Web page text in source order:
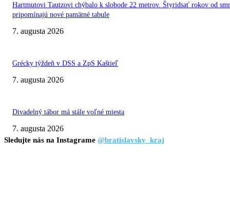
Hartmutovi Tautzovi chýbalo k slobode 22 metrov. Štyridsať rokov od
pripomínajú nové pamätné tabule
7. augusta 2026
Grécky týždeň v DSS a ZpS Kaštieľ
7. augusta 2026
Divadelný tábor má stále voľné miesta
7. augusta 2026
Sledujte nás na Instagrame @bratislavsky_kraj